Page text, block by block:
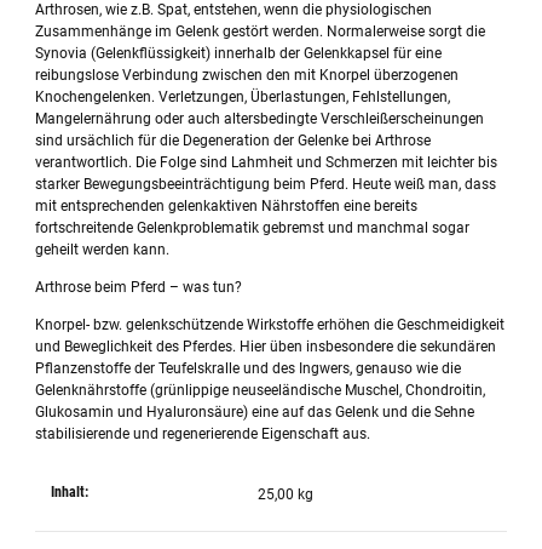
Arthrosen, wie z.B. Spat, entstehen, wenn die physiologischen
Zusammenhänge im Gelenk gestört werden. Normalerweise sorgt die
Synovia (Gelenkflüssigkeit) innerhalb der Gelenkkapsel für eine
reibungslose Verbindung zwischen den mit Knorpel überzogenen
Knochengelenken. Verletzungen, Überlastungen, Fehlstellungen,
Mangelernährung oder auch altersbedingte Verschleißerscheinungen
sind ursächlich für die Degeneration der Gelenke bei Arthrose
verantwortlich. Die Folge sind Lahmheit und Schmerzen mit leichter bis
starker Bewegungsbeeinträchtigung beim Pferd. Heute weiß man, dass
mit entsprechenden gelenkaktiven Nährstoffen eine bereits
fortschreitende Gelenkproblematik gebremst und manchmal sogar
geheilt werden kann.
Arthrose beim Pferd – was tun?
Knorpel- bzw. gelenkschützende Wirkstoffe erhöhen die Geschmeidigkeit
und Beweglichkeit des Pferdes. Hier üben insbesondere die sekundären
Pflanzenstoffe der Teufelskralle und des Ingwers, genauso wie die
Gelenknährstoffe (grünlippige neuseeländische Muschel, Chondroitin,
Glukosamin und Hyaluronsäure) eine auf das Gelenk und die Sehne
stabilisierende und regenerierende Eigenschaft aus.
Inhalt: 25,00 kg